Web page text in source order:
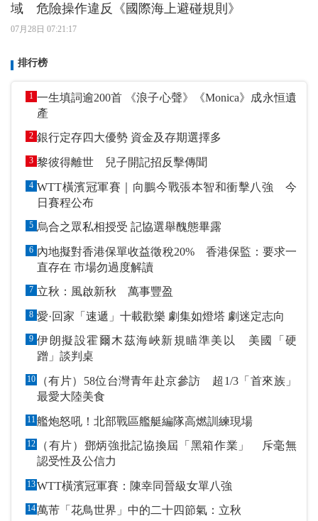
域 危險操作違反《國際海上避碰規則》
07月28日 07:21:17
排行榜
1 一生填詞逾200首 《浪子心聲》《Monica》成永恒遺
產
2 銀行定存四大優勢 資金及存期選擇多
3 黎彼得離世 兒子開記招反擊傳聞
4 WTT橫濱冠軍賽｜向鵬今戰張本智和衝擊八強 今
日賽程公布
5 烏合之眾私相授受 記協選舉醜態畢露
6 內地擬對香港保單收益徵稅20% 香港保監：要求一
直存在 市場勿過度解讀
7 立秋：風啟新秋 萬事豐盈
8 愛·回家「速遞」十載歡樂 劇集如燈塔 劇迷定志向
9 伊朗擬設霍爾木茲海峽新規瞄準美以 美國「硬
蹭」談判桌
10
（有片）58位台灣青年赴京參訪 超1/3「首來族」
最愛大陸美食
11 艦炮怒吼！北部戰區艦艇編隊高燃訓練現場
12
（有片）鄧炳強批記協換屆「黑箱作業」 斥毫無
認受性及公信力
13WTT橫濱冠軍賽：陳幸同晉級女單八強
14萬芾「花鳥世界」中的二十四節氣：立秋